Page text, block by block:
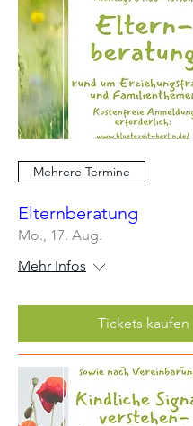
Mehrere Termine
Elternberatung
Mo., 17. Aug.
Mehr Infos
Tickets kaufen